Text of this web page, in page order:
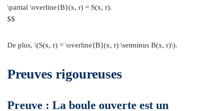
\partial \overline{B}(x, r) = S(x, r).
$$
De plus, \(S(x, r) = \overline{B}(x, r) \setminus B(x, r)\).
Preuves rigoureuses
Preuve : La boule ouverte est un